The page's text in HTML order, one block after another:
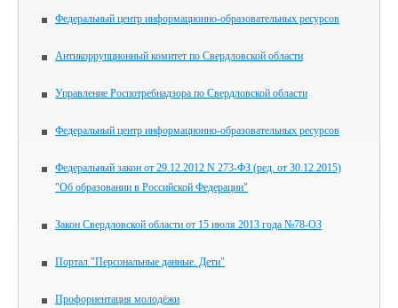
Федеральный центр информационно-образовательных ресурсов
Антикоррупционный комитет по Свердловской области
Управление Роспотребнадзора по Свердловской области
Федеральный центр информационно-образовательных ресурсов
Федеральный закон от 29.12.2012 N 273-ФЗ (ред. от 30.12.2015)
"Об образовании в Российской Федерации"
Закон Свердловской области от 15 июля 2013 года №78-ОЗ
Портал "Персональные данные. Дети"
Профориентация молодёжи